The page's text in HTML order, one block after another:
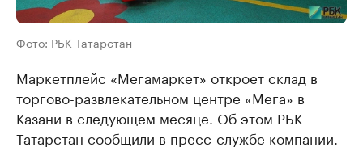
Фото: РБК Татарстан
Маркетплейс «Мегамаркет» откроет склад в
торгово-развлекательном центре «Мега» в
Казани в следующем месяце. Об этом РБК
Татарстан сообщили в пресс-службе компании.